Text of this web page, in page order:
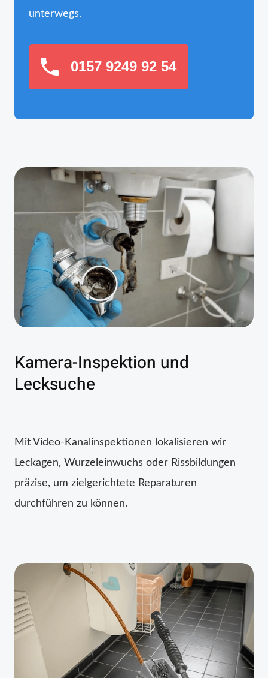
unterwegs.
0157 9249 92 54
Kamera-Inspektion und
Lecksuche
Mit Video-Kanalinspektionen lokalisieren wir
Leckagen, Wurzeleinwuchs oder Rissbildungen
präzise, um zielgerichtete Reparaturen
durchführen zu können.